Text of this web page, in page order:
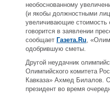
необоснованному
(и якобы должностными
увеличивающие
говорится в заявлении
сообщает Газета.Ru,
одобрившую сметы.
Другой неудачник
Олимпийского комитета
Кавказа» Ахмед Билалов.
президент во время